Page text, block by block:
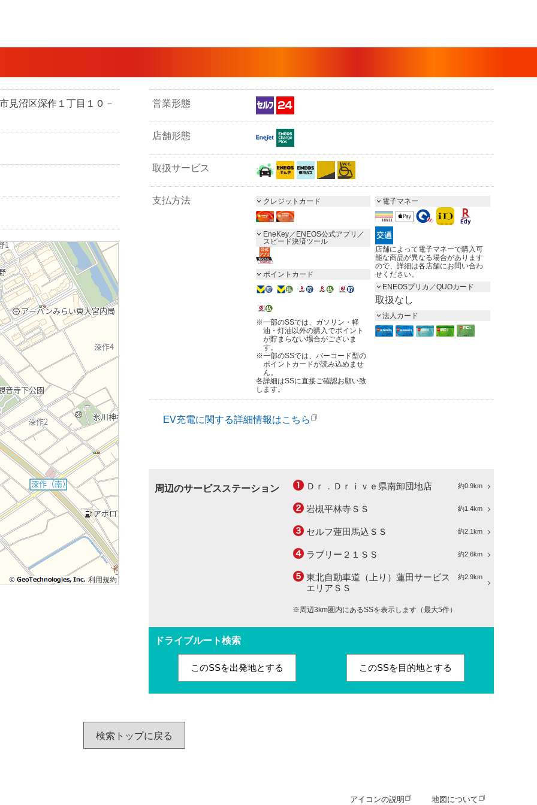
見沼区深作１丁目１０－
利用規約
営業形態
店舗形態
取扱サービス
支払方法 クレジットカード
EneKey／ENEOS公式アプリ／
スピード決済ツール
ポイントカード
※一部のSSでは、ガソリン・軽
油・灯油以外の購入でポイント
が貯まらない場合がございま
す。
※一部のSSでは、バーコード型の
ポイントカードが読み込めませ
ん。
各詳細はSSに直接ご確認お願い致
します。
電子マネー
店舗によって電子マネーで購入可
能な商品が異なる場合があります
ので、詳細は各店舗にお問い合わ
せください。
ENEOSプリカ／QUOカード
取扱なし
法人カード
EV充電に関する詳細情報はこちら
周辺のサービスステーション 約0.9km
Ｄｒ．Ｄｒｉｖｅ県南卸団地店
約1.4km
岩槻平林寺ＳＳ
約2.1km
セルフ蓮田馬込ＳＳ
約2.6km
ラブリー２１ＳＳ
約2.9km
東北自動車道（上り）蓮田サービス
エリアＳＳ
※周辺3km圏内にあるSSを表示します（最大5件）
ドライブルート検索
このSSを出発地とする このSSを目的地とする
検索トップに戻る
アイコンの説明 地図について